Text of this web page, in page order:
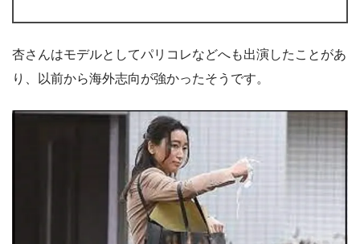
杏さんはモデルとしてパリコレなどへも出演したことがあ
り、以前から海外志向が強かったそうです。